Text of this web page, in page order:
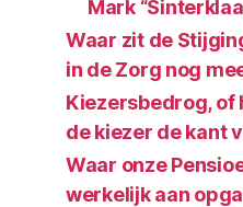
Mark
Waar zit de
in de Zorg nog
Kiezersbedrog, of
de kiezer de kant
Waar onze
werkelijk aan